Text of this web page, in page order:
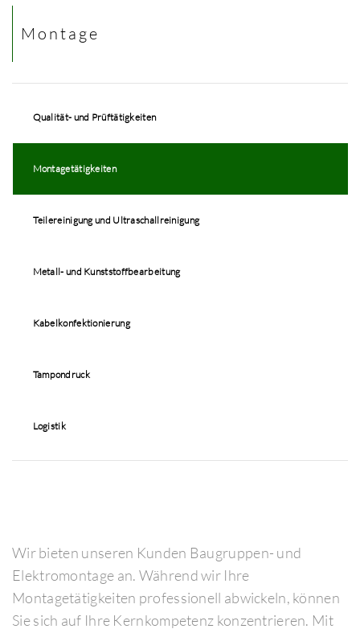
Montage
Qualität- und Prüftätigkeiten
Montagetätigkeiten
Teilereinigung und Ultraschallreinigung
Metall- und Kunststoffbearbeitung
Kabelkonfektionierung
Tampondruck
Logistik
Wir bieten unseren Kunden Baugruppen- und
Elektromontage an. Während wir Ihre
Montagetätigkeiten professionell abwickeln, können
Sie sich auf Ihre Kernkompetenz konzentrieren. Mit